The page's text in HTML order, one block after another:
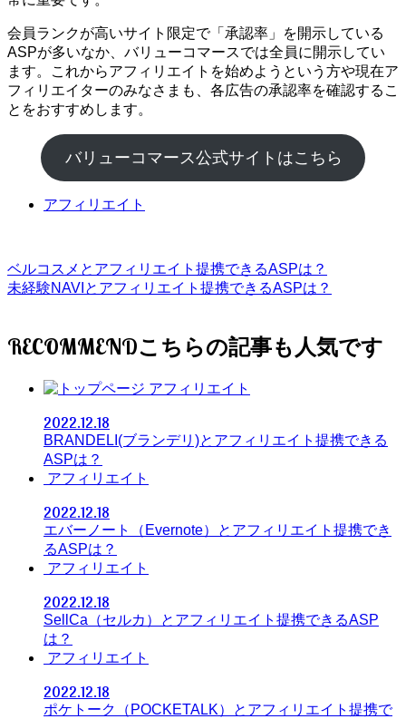
会員ランクが高いサイト限定で「承認率」を開示している
ASPが多いなか、バリューコマースでは全員に開示してい
ます。これからアフィリエイトを始めようという方や現在ア
フィリエイターのみなさまも、各広告の承認率を確認するこ
とをおすすめします。
バリューコマース公式サイトはこちら
アフィリエイト
ベルコスメとアフィリエイト提携できるASPは？
未経験NAVIとアフィリエイト提携できるASPは？
RECOMMEND
アフィリエイト
2022.12.18
BRANDELI(ブランデリ)とアフィリエイト提携できる
ASPは？
アフィリエイト
2022.12.18
エバーノート（Evernote）とアフィリエイト提携でき
るASPは？
アフィリエイト
2022.12.18
SellCa（セルカ）とアフィリエイト提携できるASP
は？
アフィリエイト
2022.12.18
ポケトーク（POCKETALK）とアフィリエイト提携で